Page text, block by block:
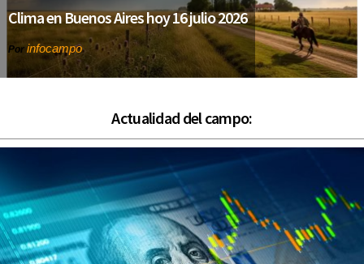
Clima en Buenos Aires hoy 16 julio 2026
Por infocampo
Actualidad del campo: